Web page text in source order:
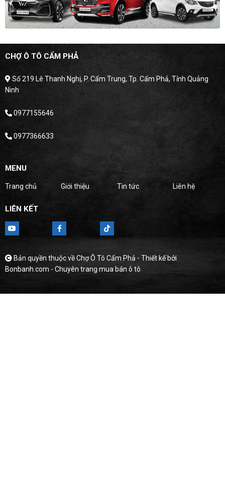
CHỢ Ô TÔ CẨM PHẢ
Số 219 Lê Thanh Nghị, P. Cẩm Trung, Tp. Cẩm Phả, Tỉnh Quảng
Ninh
0977155646
0977366633
MENU
Trang chủ Giới thiệu Tin tức Liên hệ
LIÊN KẾT
Bản quyền thuộc về Chợ Ô Tô Cẩm Phả - Thiết kế bởi
Bonbanh.com - Chuyên trang mua bán ô tô